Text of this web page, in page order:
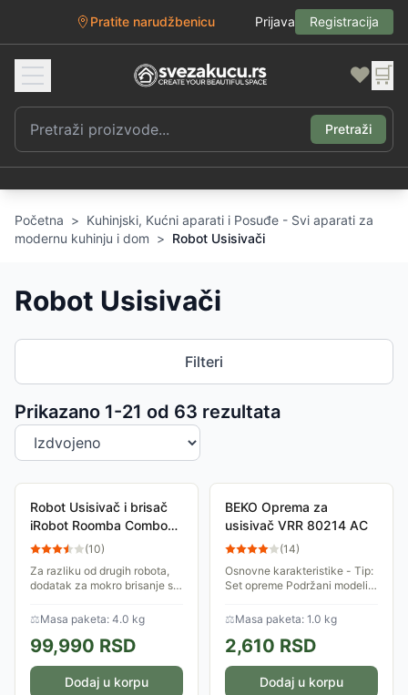
Pratite narudžbenicu Prijava Registracija
❤️ 🛒
Pretraži
Početna > Kuhinjski, Kućni aparati i Posuđe - Svi aparati za
modernu kuhinju i dom > Robot Usisivači
Robot Usisivači
Filteri
Prikazano 1-21 od 63 rezultata
Sortiranje proizvoda
Robot Usisivač i brisač
iRobot Roomba Combo
J7 (c7158)
(10)
Za razliku od drugih robota,
dodatak za mokro brisanje se
potpuno sprečavajući mokri
nered na tepisima. Na tvrdim
podovima...
⚖Masa paketa: 4.0 kg
99,990 RSD
Dodaj u korpu
BEKO Oprema za
usisivač VRR 80214 AC
(14)
Osnovne karakteristike - Tip:
Set opreme Podržani modeli
⚖Masa paketa: 1.0 kg
2,610 RSD
Dodaj u korpu